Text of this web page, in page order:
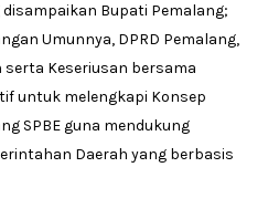
Bupati Pemalang;
Umunnya, DPRD Pemalang,
Keseriusan bersama
untuk melengkapi Konsep
SPBE guna mendukung
Daerah yang berbasis